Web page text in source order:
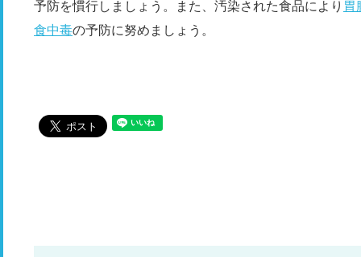
予防を慣行しましょう。また、汚染された食品により 胃
食中毒の予防に努めましょう。